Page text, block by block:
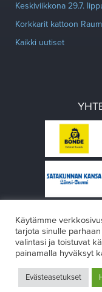
Keskiviikkona 29.7.
Korkkarit kattoon
Kaikki uutiset
Design:VÄRIKÄS
Käytämme
tarjota sinulle
valintasi ja toistuvat
painamalla hyväksyt
Evästeasetukset